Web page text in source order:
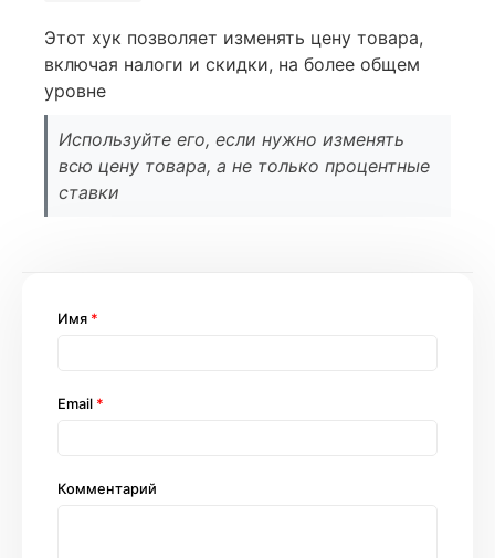
Этот хук позволяет изменять цену товара,
включая налоги и скидки, на более общем
уровне
Используйте его, если нужно изменять
всю цену товара, а не только процентные
ставки
Комментарий
Имя *
Email *